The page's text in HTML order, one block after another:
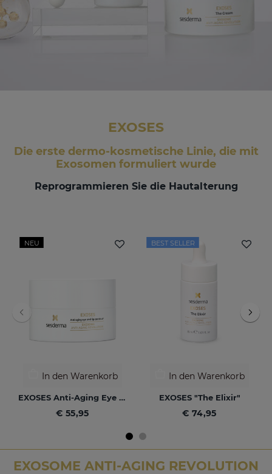
EXOSES
Die erste dermo-kosmetische Linie, die mit
Exosomen formuliert wurde
Reprogrammieren Sie die Hautalterung
NEU
In den Warenkorb
EXOSES Anti-Aging Eye And Lip Contour
€ 55,95
BEST SELLER
In den Warenkorb
EXOSES "The Elixir"
€ 74,95
EXOSOME ANTI-AGING REVOLUTION